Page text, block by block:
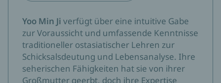
Yoo Min Ji verfügt über eine intuitive Gabe
zur Voraussicht und umfassende Kenntnisse
traditioneller ostasiatischer Lehren zur
Schicksalsdeutung und Lebensanalyse. Ihre
seherischen Fähigkeiten hat sie von ihrer
Großmutter geerbt, doch ihre Expertise